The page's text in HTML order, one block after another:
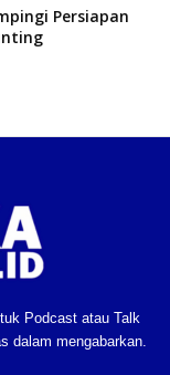
Persiapan
Podcast atau Talk
dalam mengabarkan.